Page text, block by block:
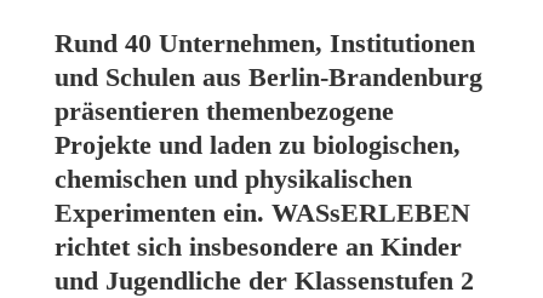
Rund 40 Unternehmen, Institutionen
und Schulen aus Berlin-Brandenburg
präsentieren themenbezogene
Projekte und laden zu biologischen,
chemischen und physikalischen
Experimenten ein. WASsERLEBEN
richtet sich insbesondere an Kinder
und Jugendliche der Klassenstufen 2